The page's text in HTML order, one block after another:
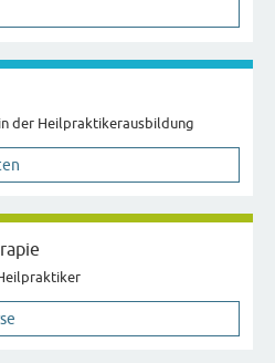
der Heilpraktikerausbildung